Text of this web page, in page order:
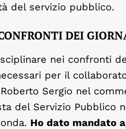
del servizio pubblico.
DEI
nei confronti
per il
Sergio nel
del Servizio Pubblico
Ho dato mandato